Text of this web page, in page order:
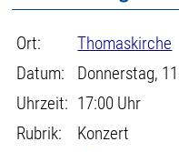
Ort:
Thomaskirche
Datum:
Donnerstag,
Uhrzeit: 17:00 Uhr
Rubrik:
Konzert